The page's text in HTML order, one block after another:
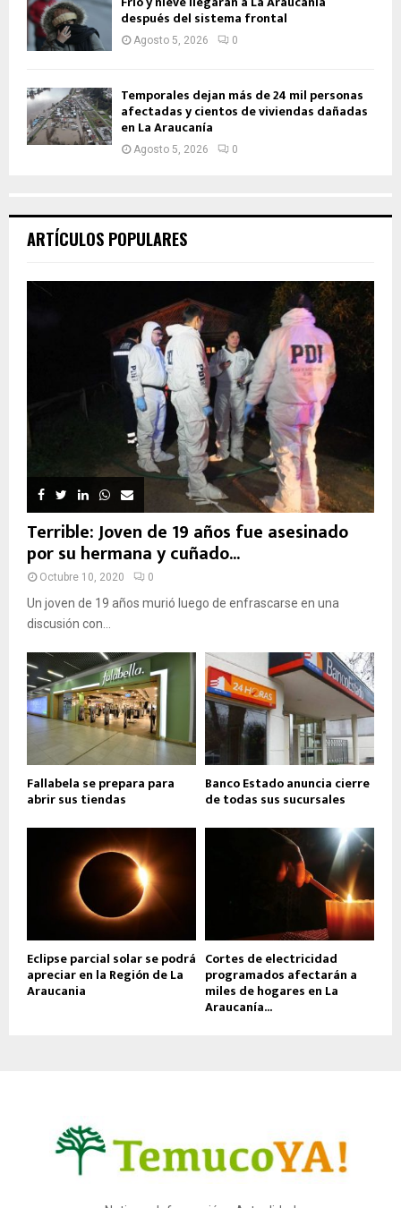
después del sistema frontal
Agosto 5, 2026 0
Temporales dejan más de 24 mil personas
afectadas y cientos de viviendas dañadas
en La Araucanía
Agosto 5, 2026 0
ARTÍCULOS POPULARES
Terrible: Joven de 19 años fue asesinado
por su hermana y cuñado...
Octubre 10, 2020 0
Un joven de 19 años murió luego de enfrascarse en una
discusión con...
Fallabela se prepara para
abrir sus tiendas
Banco Estado anuncia cierre
de todas sus sucursales
Eclipse parcial solar se podrá
apreciar en la Región de La
Araucania
Cortes de electricidad
programados afectarán a
miles de hogares en La
Araucanía...